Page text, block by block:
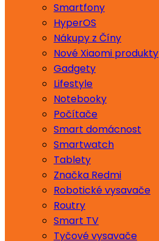
Smartfony
HyperOS
Nákupy z Číny
Nové Xiaomi produkty
Gadgety
Lifestyle
Notebooky
Počítače
Smart domácnost
Smartwatch
Tablety
Značka Redmi
Robotické vysavače
Routry
Smart TV
Tyčové vysavače